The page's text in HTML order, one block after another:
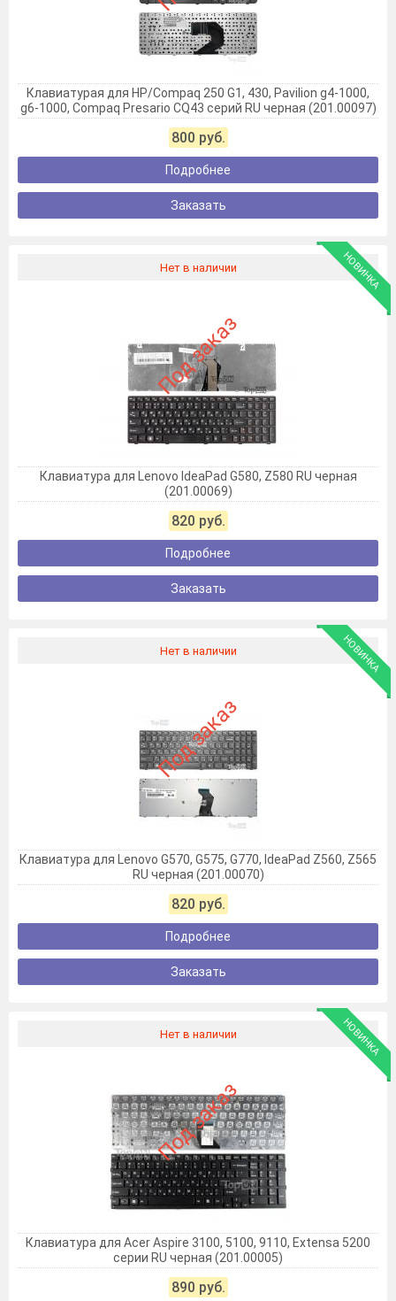
Клавиатурая для HP/Compaq 250 G1, 430, Pavilion g4-1000,
g6-1000, Compaq Presario CQ43 серий RU черная (201.00097)
800 руб.
Подробнее
Заказать
Нет в наличии НОВИНКА
Под заказ
Клавиатура для Lenovo IdeaPad G580, Z580 RU черная
(201.00069)
820 руб.
Подробнее
Заказать
Нет в наличии НОВИНКА
Под заказ
Клавиатура для Lenovo G570, G575, G770, IdeaPad Z560, Z565
RU черная (201.00070)
820 руб.
Подробнее
Заказать
Нет в наличии НОВИНКА
Под заказ
Клавиатура для Acer Aspire 3100, 5100, 9110, Extensa 5200
серии RU черная (201.00005)
890 руб.